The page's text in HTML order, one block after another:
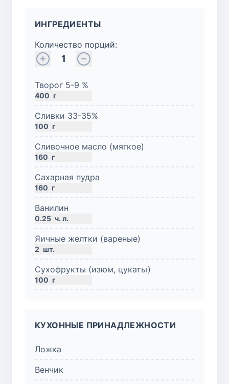
ИНГРЕДИЕНТЫ
Количество порций:
1
Творог 5-9 %
400 г
Сливки 33-35%
100 г
Сливочное масло (мягкое)
160 г
Сахарная пудра
160 г
Ванилин
0.25 ч. л.
Яичные желтки (вареные)
2 шт.
Сухофрукты (изюм, цукаты)
100 г
КУХОННЫЕ ПРИНАДЛЕЖНОСТИ
Ложка
Венчик